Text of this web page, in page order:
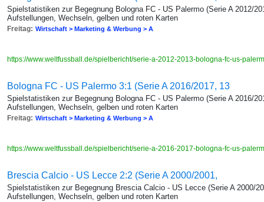
Spielstatistiken zur Begegnung Bologna FC - US Palermo (Serie A 2012/
Aufstellungen, Wechseln, gelben und roten Karten
Freitag: Wirtschaft > Marketing & Werbung > A
https://www.weltfussball.de/spielbericht/serie-a-2012-2013-bologna-fc-us-
Bologna FC - US Palermo 3:1 (Serie A 2016/2017, 13
Spielstatistiken zur Begegnung Bologna FC - US Palermo (Serie A 2016/
Aufstellungen, Wechseln, gelben und roten Karten
Freitag: Wirtschaft > Marketing & Werbung > A
https://www.weltfussball.de/spielbericht/serie-a-2016-2017-bologna-fc-us-
Brescia Calcio - US Lecce 2:2 (Serie A 2000/2001,
Spielstatistiken zur Begegnung Brescia Calcio - US Lecce (Serie A 2000/
Aufstellungen, Wechseln, gelben und roten Karten